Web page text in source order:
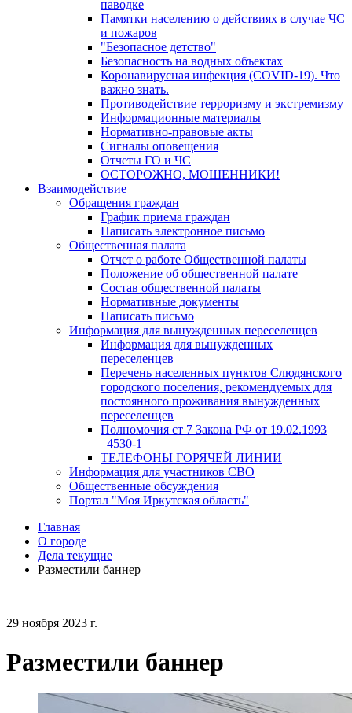
паводке
Памятки населению о действиях в случае ЧС
и пожаров
"Безопасное детство"
Безопасность на водных объектах
Коронавирусная инфекция (COVID-19). Что
важно знать.
Противодействие терроризму и экстремизму
Информационные материалы
Нормативно-правовые акты
Сигналы оповещения
Отчеты ГО и ЧС
ОСТОРОЖНО, МОШЕННИКИ!
Взаимодействие
Обращения граждан
График приема граждан
Написать электронное письмо
Общественная палата
Отчет о работе Общественной палаты
Положение об общественной палате
Состав общественной палаты
Нормативные документы
Написать письмо
Информация для вынужденных переселенцев
Информация для вынужденных
переселенцев
Перечень населенных пунктов Слюдянского
городского поселения, рекомендуемых для
постоянного проживания вынужденных
переселенцев
Полномочия ст 7 Закона РФ от 19.02.1993
_4530-1
ТЕЛЕФОНЫ ГОРЯЧЕЙ ЛИНИИ
Информация для участников СВО
Общественные обсуждения
Портал "Моя Иркутская область"
Главная
О городе
Дела текущие
Разместили баннер
29 ноября 2023 г.
Разместили баннер